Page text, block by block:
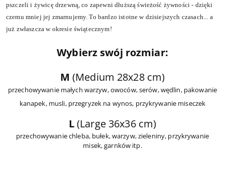
pszczeli i żywicę drzewną, co zapewni dłuższą świeżość żywności - dzięki
czemu mniej jej zmarnujemy. To bardzo istotne w dzisiejszych czasach... a
już zwłaszcza w okresie świątecznym!
Wybierz swój rozmiar:
M(Medium 28x28 cm)
przechowywanie małych warzyw, owoców, serów, wędlin, pakowanie
kanapek, musli, przegryzek na wynos, przykrywanie miseczek
L(Large 36x36 cm)
przechowywanie chleba, bułek, warzyw, zieleniny, przykrywanie
misek, garnków itp.